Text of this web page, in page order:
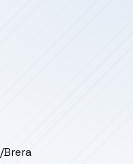
/Brera